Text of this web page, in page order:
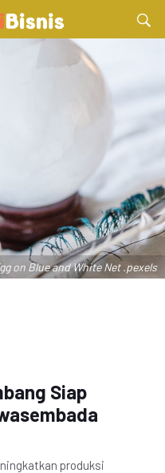
on Blue and White Net .pexels
Siap
produksi